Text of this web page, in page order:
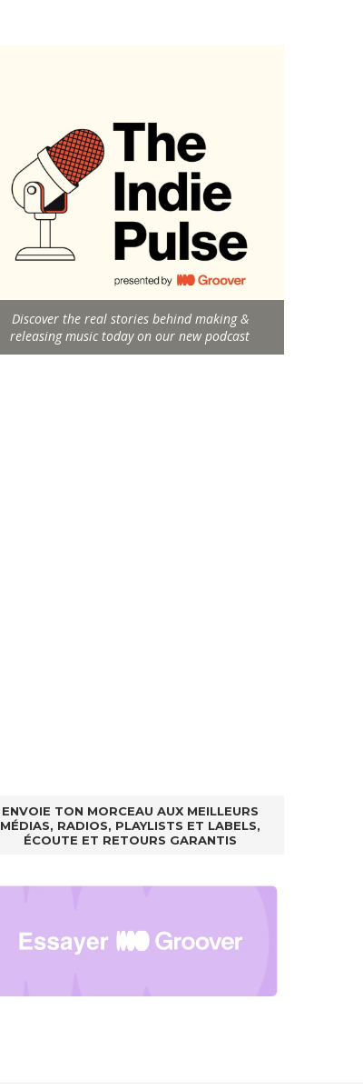
Discover the real stories behind making &
releasing music today on our new podcast
ENVOIE TON MORCEAU AUX MEILLEURS
MÉDIAS, RADIOS, PLAYLISTS ET LABELS,
ÉCOUTE ET RETOURS GARANTIS